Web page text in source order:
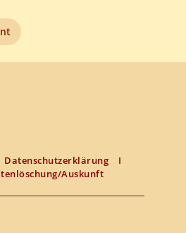
Datenschutzerklärung
I
Auskunft